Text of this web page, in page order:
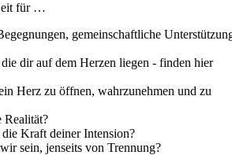
für …
gemeinschaftliche
dir auf dem Herzen liegen - finden hier
Herz zu öffnen, wahrzunehmen und zu
Realität?
Kraft deiner Intension?
sein, jenseits von Trennung?